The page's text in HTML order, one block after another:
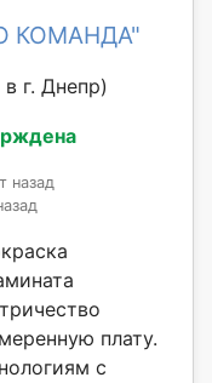
КОМАНДА"
г. Днепр)
назад
плату.
с